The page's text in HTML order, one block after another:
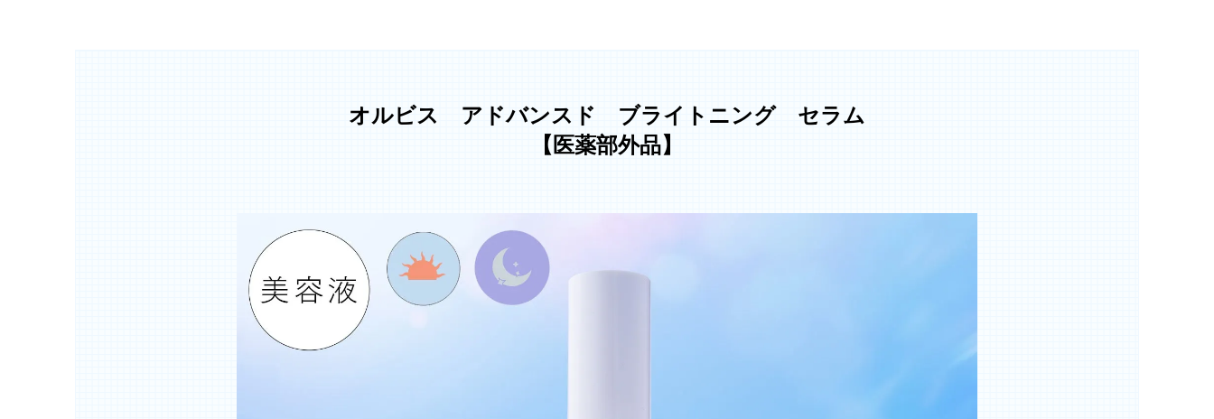
オルビス アドバンスド ブライトニング セラム
【医薬部外品】